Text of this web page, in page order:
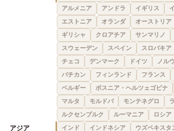
アルメニア
アンドラ イギリス
エストニア
オランダ オーストリア
ギリシャ
クロアチア サンマリノ
スウェーデン
スペイン スロバキア
チェコ
デンマーク ドイツ ノル
バチカン
フィンランド フランス
ベルギー
ボスニア・ヘルツェゴビナ
マルタ
モルドバ モンテネグロ
ルクセンブルク
ルーマニア ロシア
アジア インド インドネシア ウズベキスタ